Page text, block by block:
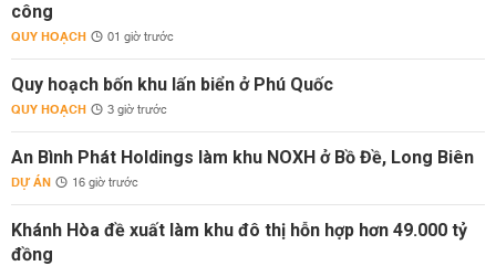
công
QUY HOẠCH 01 giờ trước
Quy hoạch bốn khu lấn biển ở Phú Quốc
QUY HOẠCH 3 giờ trước
An Bình Phát Holdings làm khu NOXH ở Bồ Đề, Long Biên
DỰ ÁN 16 giờ trước
Khánh Hòa đề xuất làm khu đô thị hỗn hợp hơn 49.000 tỷ
đồng